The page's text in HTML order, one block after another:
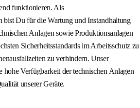
funktionieren. Als
bist Du für die Wartung und Instandhaltung
Anlagen sowie Produktionsanlagen
Sicherheitsstandards im Arbeitsschutz zu
zu verhindern. Unser
hohe Verfügbarkeit der technischen Anlagen
unserer Geräte.